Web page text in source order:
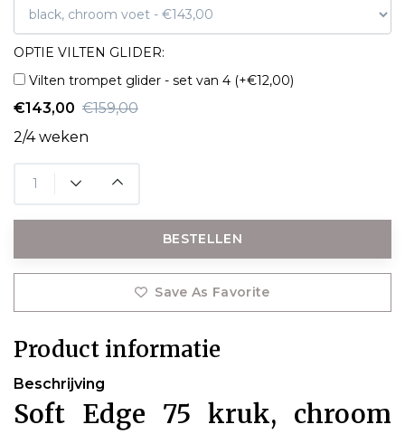
OPTIE VILTEN GLIDER:
Vilten trompet glider - set van 4 (+€12,00)
€143,00 €159,00
2/4 weken
BESTELLEN
Save As Favorite
Product informatie
Beschrijving
Soft Edge 75 kruk, chroom